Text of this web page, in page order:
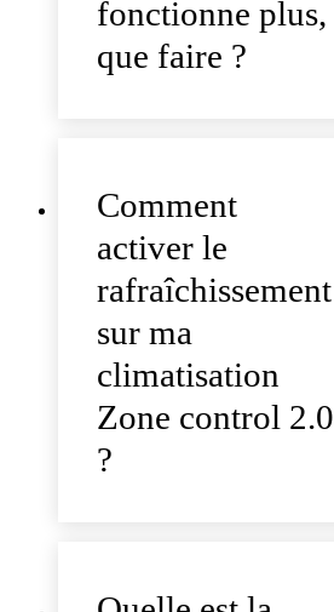
fonctionne plus,
que faire ?
Comment
activer le
rafraîchissement
sur ma
climatisation
Zone control 2.0
?